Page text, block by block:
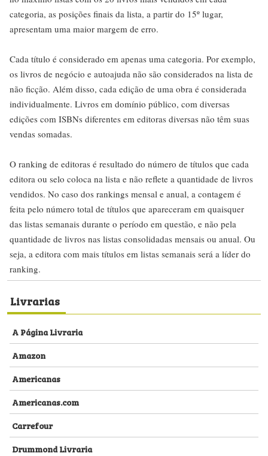
categoria, as posições finais da lista, a partir do 15º lugar,
apresentam uma maior margem de erro.
Cada título é considerado em apenas uma categoria. Por exemplo,
os livros de negócio e autoajuda não são considerados na lista de
não ficção. Além disso, cada edição de uma obra é considerada
individualmente. Livros em domínio público, com diversas
edições com ISBNs diferentes em editoras diversas não têm suas
vendas somadas.
O ranking de editoras é resultado do número de títulos que cada
editora ou selo coloca na lista e não reflete a quantidade de livros
vendidos. No caso dos rankings mensal e anual, a contagem é
feita pelo número total de títulos que apareceram em quaisquer
das listas semanais durante o período em questão, e não pela
quantidade de livros nas listas consolidadas mensais ou anual. Ou
seja, a editora com mais títulos em listas semanais será a líder do
ranking.
Livrarias
A Página Livraria
Amazon
Americanas
Americanas.com
Carrefour
Drummond Livraria